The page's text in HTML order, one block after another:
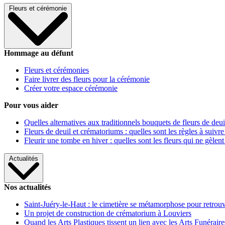
Fleurs et cérémonie
Hommage au défunt
Fleurs et cérémonies
Faire livrer des fleurs pour la cérémonie
Créer votre espace cérémonie
Pour vous aider
Quelles alternatives aux traditionnels bouquets de fleurs de
Fleurs de deuil et crématoriums : quelles sont les règles à
Fleurir une tombe en hiver : quelles sont les fleurs qui ne gèlent
Actualités
Nos actualités
Saint-Juéry-le-Haut : le cimetière se métamorphose pour
Un projet de construction de crématorium à Louviers
Quand les Arts Plastiques tissent un lien avec les Arts